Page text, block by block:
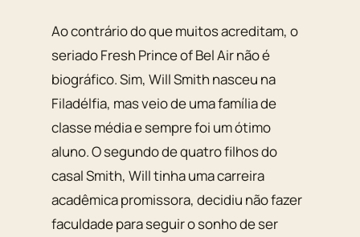
Ao contrário do que muitos acreditam, o
seriado Fresh Prince of Bel Air não é
biográfico. Sim, Will Smith nasceu na
Filadélfia, mas veio de uma família de
classe média e sempre foi um ótimo
aluno. O segundo de quatro filhos do
casal Smith, Will tinha uma carreira
acadêmica promissora, decidiu não fazer
faculdade para seguir o sonho de ser